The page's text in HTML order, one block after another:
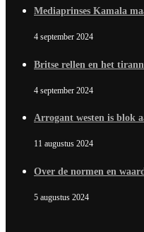
Mediaprinses Kamala
4 september 2024
Britse rellen en het
4 september 2024
Arrogant westen is blok
11 augustus 2024
Over de normen en
5 augustus 2024